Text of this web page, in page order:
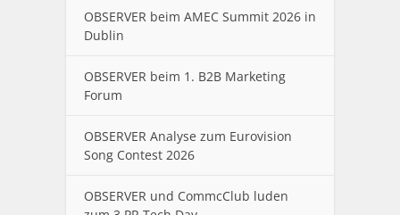
OBSERVER beim AMEC Summit 2026 in
Dublin
OBSERVER beim 1. B2B Marketing
Forum
OBSERVER Analyse zum Eurovision
Song Contest 2026
OBSERVER und CommcClub luden